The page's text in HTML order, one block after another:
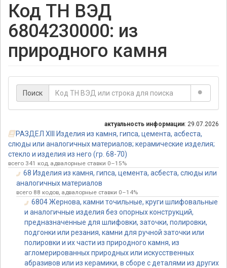
Код ТН ВЭД
6804230000: из
природного камня
Поиск
актуальность информации: 29.07.2026
РАЗДЕЛ XIII Изделия из камня, гипса, цемента, асбеста,
слюды или аналогичных материалов; керамические изделия;
стекло и изделия из него (гр. 68-70)
всего 341 код, адвалорные ставки 0–15%
68 Изделия из камня, гипса, цемента, асбеста, слюды или
аналогичных материалов
всего 88 кодов, адвалорные ставки 0–14%
6804 Жернова, камни точильные, круги шлифовальные
и аналогичные изделия без опорных конструкций,
предназначенные для шлифовки, заточки, полировки,
подгонки или резания, камни для ручной заточки или
полировки и их части из природного камня, из
агломерированных природных или искусственных
абразивов или из керамики, в сборе с деталями из других